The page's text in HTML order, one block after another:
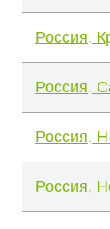
Россия,
Россия,
Россия,
Россия,